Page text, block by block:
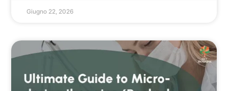
Giugno 22, 2026